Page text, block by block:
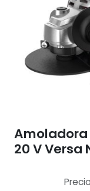
20 V Versa